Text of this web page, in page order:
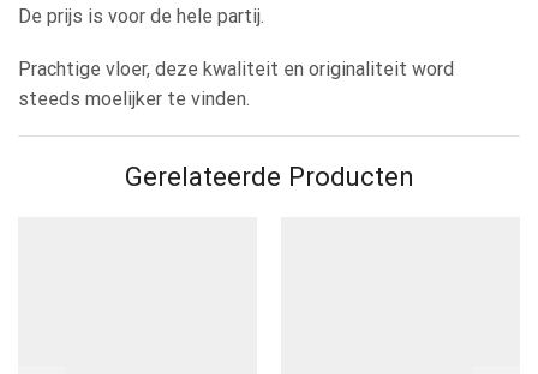
De prijs is voor de hele partij.
Prachtige vloer, deze kwaliteit en originaliteit word
steeds moelijker te vinden.
Gerelateerde Producten